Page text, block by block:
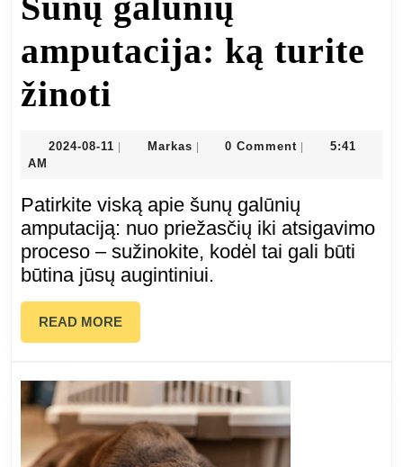
amputacija: ką turite
žinoti
galūnių
ką
turite
žinoti
2024-08-11 2024-
| MarkasMarkas
| 0 Comment |
5:41
AM
Patirkite viską apie šunų galūnių
amputaciją: nuo priežasčių iki atsigavimo
proceso – sužinokite, kodėl tai gali būti
būtina jūsų augintiniui.
READ MOREREAD
MORE